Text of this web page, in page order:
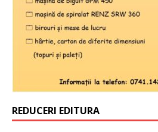
REDUCERI EDITURA